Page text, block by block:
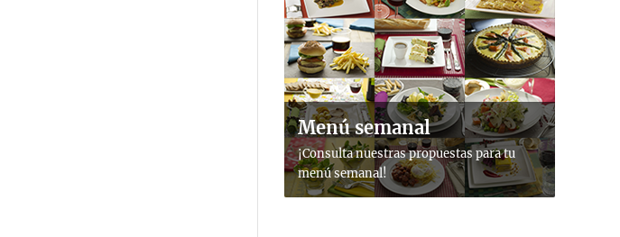
Menú semanal
¡Consulta nuestras propuestas para tu
menú semanal!